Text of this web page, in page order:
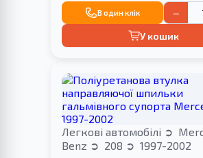
В один клік −
У кошик
Легкові автомобілі
Benz
208 1997-2002